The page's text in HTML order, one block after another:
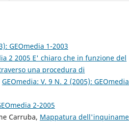
GEOmedia 1-2003
2 2005 E' chiaro che in funzione del
una procedura di
GEOmedia: V. 9 N. 2 (2005):
2-2005
Carruba, Mappatura